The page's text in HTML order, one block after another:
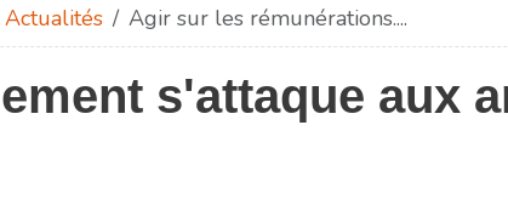
Actualités Agir sur les rémunérations....
s'attaque aux